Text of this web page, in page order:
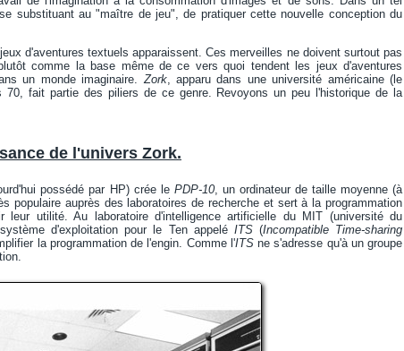
substituant au "maître de jeu", de pratiquer cette nouvelle conception du
d'aventures textuels apparaissent. Ces merveilles ne doivent surtout pas
comme la base même de ce vers quoi tendent les jeux d'aventures
un monde imaginaire.Zork, apparu dans une université américaine (le
fait partie des piliers de ce genre. Revoyons un peu l'historique de la
de l'univers Zork.
possédé par HP) crée le PDP-10, un ordinateur de taille moyenne (à
populaire auprès des laboratoires de recherche et sert à la programmation
leur utilité. Au laboratoire d'intelligence artificielle du MIT (université du
d'exploitation pour le Ten appelé ITS(Incompatible Time-sharing
la programmation de l'engin. Comme l'ITSne s'adresse qu'à un groupe